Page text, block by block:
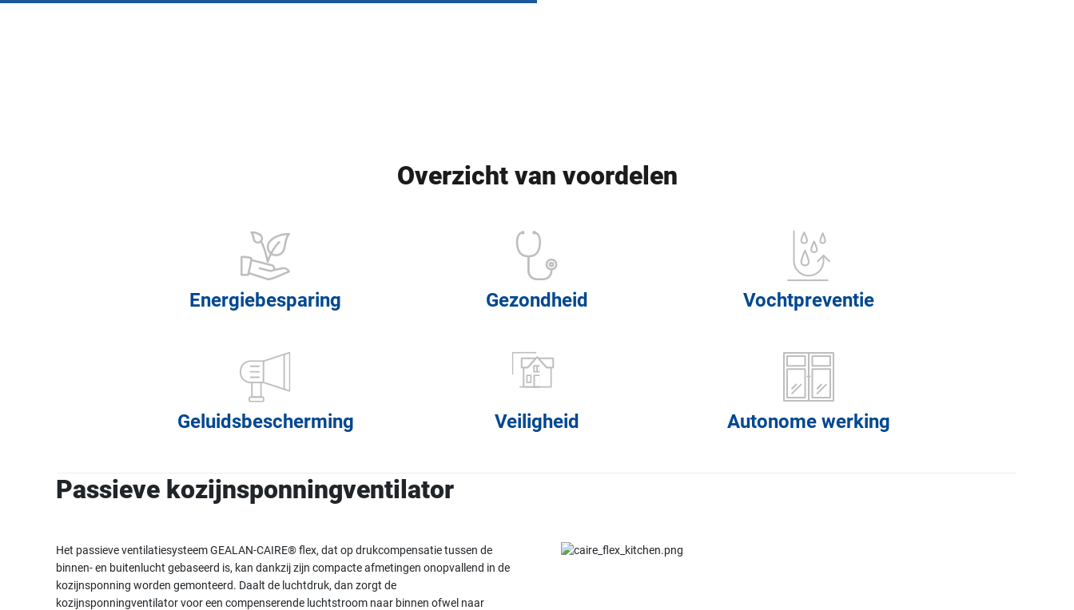
Overzicht van voordelen
Energiebesparing Gezondheid Vochtpreventie
Geluidsbescherming Veiligheid Autonome werking
Passieve kozijnsponningventilator
Het passieve ventilatiesysteem GEALAN-CAIRE® flex, dat op drukcompensatie tussen de
binnen- en buitenlucht gebaseerd is, kan dankzij zijn compacte afmetingen onopvallend in de
kozijnsponning worden gemonteerd. Daalt de luchtdruk, dan zorgt de
kozijnsponningventilator voor een compenserende luchtstroom naar binnen ofwel naar